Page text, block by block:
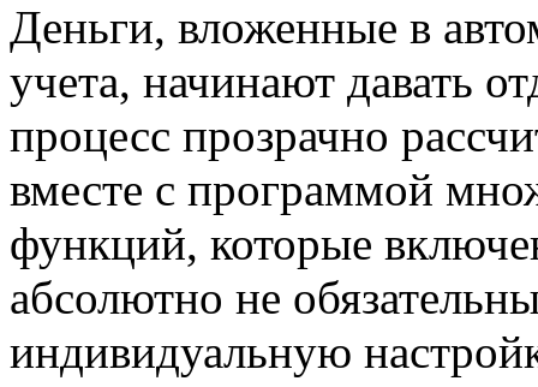
Деньги, вложенные в
учета, начинают давать
процесс прозрачно
вместе с программой
функций, которые
абсолютно не
индивидуальную